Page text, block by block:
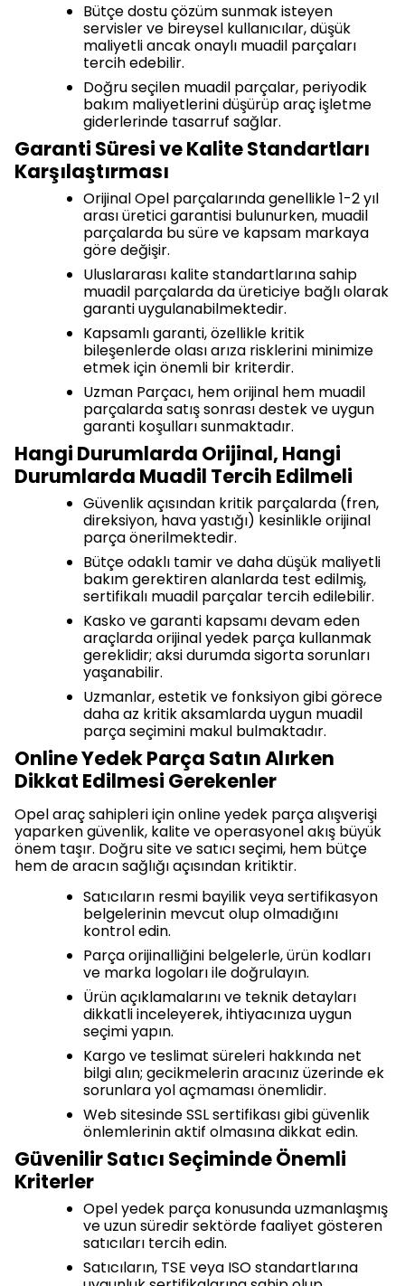
Bütçe dostu çözüm sunmak isteyen
servisler ve bireysel kullanıcılar, düşük
maliyetli ancak onaylı muadil parçaları
tercih edebilir.
Doğru seçilen muadil parçalar, periyodik
bakım maliyetlerini düşürüp araç işletme
giderlerinde tasarruf sağlar.
Garanti Süresi ve Kalite Standartları
Karşılaştırması
Orijinal Opel parçalarında genellikle 1-2 yıl
arası üretici garantisi bulunurken, muadil
parçalarda bu süre ve kapsam markaya
göre değişir.
Uluslararası kalite standartlarına sahip
muadil parçalarda da üreticiye bağlı olarak
garanti uygulanabilmektedir.
Kapsamlı garanti, özellikle kritik
bileşenlerde olası arıza risklerini minimize
etmek için önemli bir kriterdir.
Uzman Parçacı, hem orijinal hem muadil
parçalarda satış sonrası destek ve uygun
garanti koşulları sunmaktadır.
Hangi Durumlarda Orijinal, Hangi
Durumlarda Muadil Tercih Edilmeli
Güvenlik açısından kritik parçalarda (fren,
direksiyon, hava yastığı) kesinlikle orijinal
parça önerilmektedir.
Bütçe odaklı tamir ve daha düşük maliyetli
bakım gerektiren alanlarda test edilmiş,
sertifikalı muadil parçalar tercih edilebilir.
Kasko ve garanti kapsamı devam eden
araçlarda orijinal yedek parça kullanmak
gereklidir; aksi durumda sigorta sorunları
yaşanabilir.
Uzmanlar, estetik ve fonksiyon gibi görece
daha az kritik aksamlarda uygun muadil
parça seçimini makul bulmaktadır.
Online Yedek Parça Satın Alırken
Dikkat Edilmesi Gerekenler
Opel araç sahipleri için online yedek parça alışverişi
yaparken güvenlik, kalite ve operasyonel akış büyük
önem taşır. Doğru site ve satıcı seçimi, hem bütçe
hem de aracın sağlığı açısından kritiktir.
Satıcıların resmi bayilik veya sertifikasyon
belgelerinin mevcut olup olmadığını
kontrol edin.
Parça orijinalliğini belgelerle, ürün kodları
ve marka logoları ile doğrulayın.
Ürün açıklamalarını ve teknik detayları
dikkatli inceleyerek, ihtiyacınıza uygun
seçimi yapın.
Kargo ve teslimat süreleri hakkında net
bilgi alın; gecikmelerin aracınız üzerinde ek
sorunlara yol açmaması önemlidir.
Web sitesinde SSL sertifikası gibi güvenlik
önlemlerinin aktif olmasına dikkat edin.
Güvenilir Satıcı Seçiminde Önemli
Kriterler
Opel yedek parça konusunda uzmanlaşmış
ve uzun süredir sektörde faaliyet gösteren
satıcıları tercih edin.
Satıcıların, TSE veya ISO standartlarına